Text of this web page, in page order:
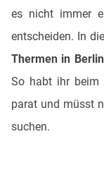
es nicht immer
entscheiden. In
Thermen in Berlin
So habt ihr beim
parat und müsst
suchen.